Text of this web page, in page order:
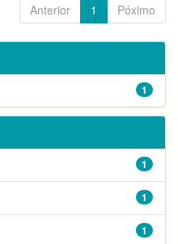
Anterior 1 Póximo
1
1
1
1